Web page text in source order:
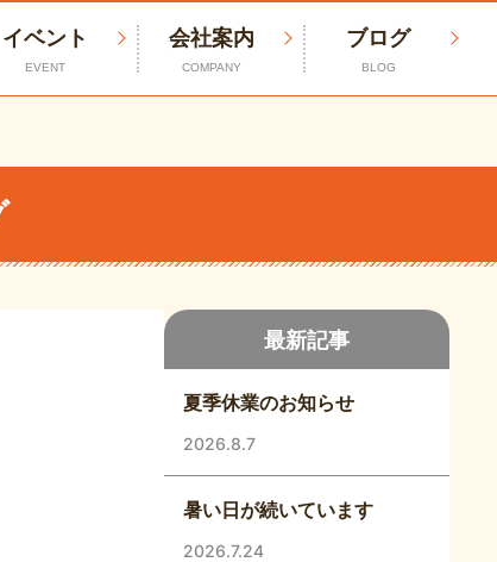
イベント
EVENT
会社案内
COMPANY
ブログ
BLOG
最新記事
夏季休業のお知らせ
2026.8.7
暑い日が続いています
2026.7.24